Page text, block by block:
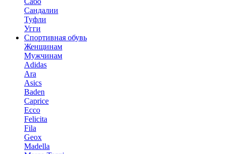
Сандалии
Туфли
Угги
Спортивная обувь
Женщинам
Мужчинам
Adidas
Ara
Asics
Baden
Caprice
Ecco
Felicita
Fila
Geox
Madella